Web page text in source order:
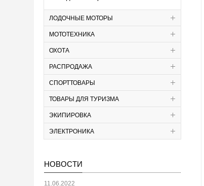
ЛОДОЧНЫЕ МОТОРЫ
МОТОТЕХНИКА
ОХОТА
РАСПРОДАЖА
СПОРТТОВАРЫ
ТОВАРЫ ДЛЯ ТУРИЗМА
ЭКИПИРОВКА
ЭЛЕКТРОНИКА
НОВОСТИ
11.06.2022